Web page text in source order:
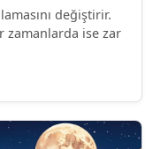
değiştirir.
zamanlarda ise zar